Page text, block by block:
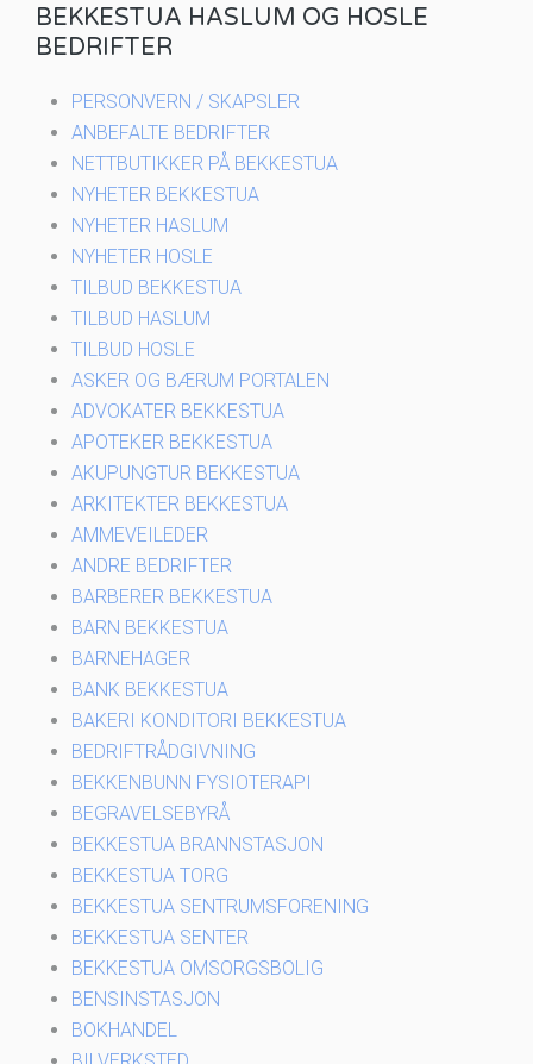
BEKKESTUA HASLUM OG HOSLE
BEDRIFTER
PERSONVERN / SKAPSLER
ANBEFALTE BEDRIFTER
NETTBUTIKKER PÅ BEKKESTUA
NYHETER BEKKESTUA
NYHETER HASLUM
NYHETER HOSLE
TILBUD BEKKESTUA
TILBUD HASLUM
TILBUD HOSLE
ASKER OG BÆRUM PORTALEN
ADVOKATER BEKKESTUA
APOTEKER BEKKESTUA
AKUPUNGTUR BEKKESTUA
ARKITEKTER BEKKESTUA
AMMEVEILEDER
ANDRE BEDRIFTER
BARBERER BEKKESTUA
BARN BEKKESTUA
BARNEHAGER
BANK BEKKESTUA
BAKERI KONDITORI BEKKESTUA
BEDRIFTRÅDGIVNING
BEKKENBUNN FYSIOTERAPI
BEGRAVELSEBYRÅ
BEKKESTUA BRANNSTASJON
BEKKESTUA TORG
BEKKESTUA SENTRUMSFORENING
BEKKESTUA SENTER
BEKKESTUA OMSORGSBOLIG
BENSINSTASJON
BOKHANDEL